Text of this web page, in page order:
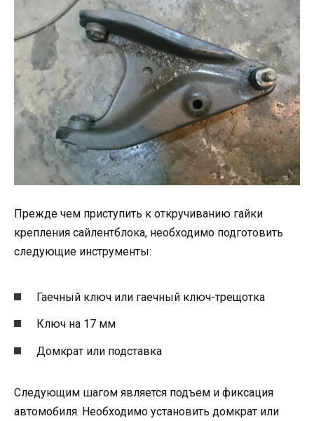
Прежде чем приступить к откручиванию гайки
крепления сайлентблока, необходимо подготовить
следующие инструменты:
Гаечный ключ или гаечный ключ-трещотка
Ключ на 17 мм
Домкрат или подставка
Следующим шагом является подъем и фиксация
автомобиля. Необходимо установить домкрат или